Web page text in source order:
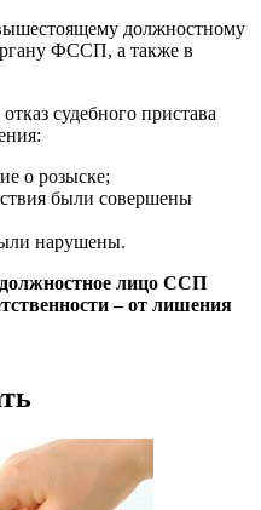
должностному
ФССП, а также в
судебного пристава
о розыске;
были совершены
нарушены.
лицо ССП
– от лишения